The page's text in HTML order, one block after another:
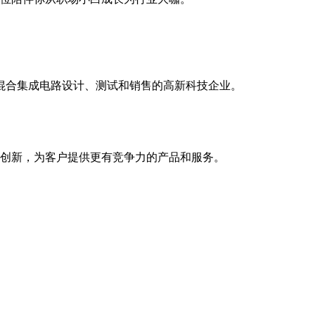
集成电路设计、测试和销售的高新科技企业。
，为客户提供更有竞争力的产品和服务。